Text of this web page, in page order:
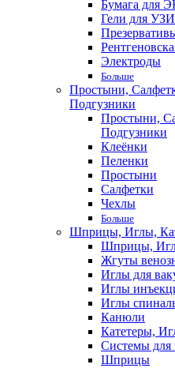
Бумага для
Гели для
Электроды
Больше
Простыни,
Подгузники
Простыни,
Подгузники
Клеёнки
Пеленки
Простыни
Салфетки
Чехлы
Больше
Шприцы, Иглы,
Шприцы,
Жгуты
Иглы для
Иглы
Иглы
Канюли
Катетеры,
Системы для
Шприцы